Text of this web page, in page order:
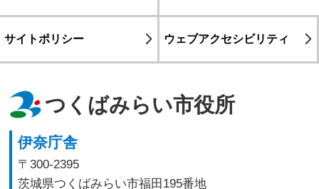
サイトポリシー ウェブアクセシビリティ
つくばみらい市役所
伊奈庁舎
〒300-2395
茨城県つくばみらい市福田195番地